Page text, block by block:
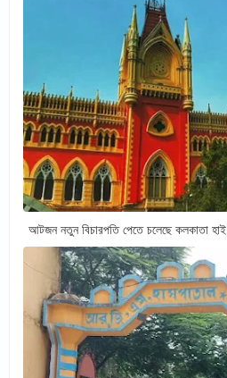
আটজন নতুন বিচারপতি পেতে চলেছে কলকাতা